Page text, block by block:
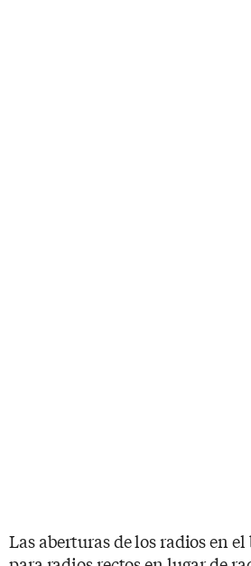
Las aberturas de los radios en